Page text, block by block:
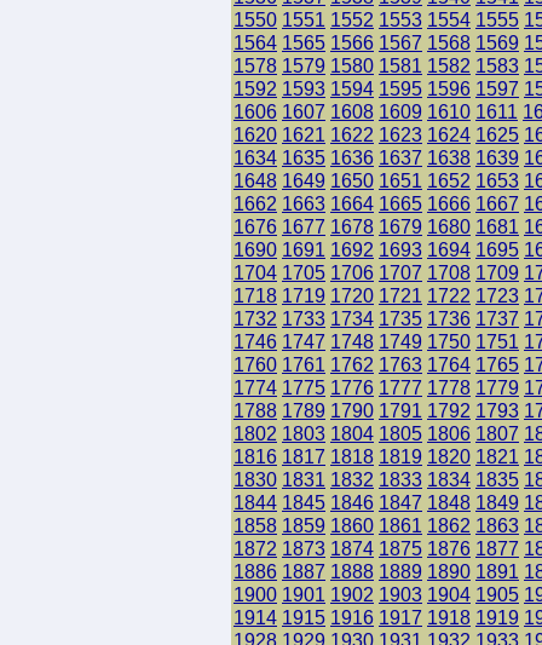
1550 1551 1552 1553 1554 1555
1564 1565 1566 1567 1568 1569
1578 1579 1580 1581 1582 1583
1592 1593 1594 1595 1596 1597
1606 1607 1608 1609 1610 1611
1620 1621 1622 1623 1624 1625
1634 1635 1636 1637 1638 1639
1648 1649 1650 1651 1652 1653
1662 1663 1664 1665 1666 1667
1676 1677 1678 1679 1680 1681
1690 1691 1692 1693 1694 1695
1704 1705 1706 1707 1708 1709
1718 1719 1720 1721 1722 1723
1732 1733 1734 1735 1736 1737
1746 1747 1748 1749 1750 1751
1760 1761 1762 1763 1764 1765
1774 1775 1776 1777 1778 1779
1788 1789 1790 1791 1792 1793
1802 1803 1804 1805 1806 1807
1816 1817 1818 1819 1820 1821
1830 1831 1832 1833 1834 1835
1844 1845 1846 1847 1848 1849
1858 1859 1860 1861 1862 1863
1872 1873 1874 1875 1876 1877
1886 1887 1888 1889 1890 1891
1900 1901 1902 1903 1904 1905
1914 1915 1916 1917 1918 1919
1928 1929 1930 1931 1932 1933